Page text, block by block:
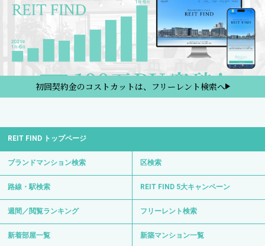
初回契約金のコストカットは、フリーレント検索へ
REIT FIND トップページ
ブランドマンション検索 区検索
路線・駅検索 REIT FIND 5大キャンペーン
週間／閲覧ランキング フリーレント検索
新着部屋一覧 新築マンション一覧